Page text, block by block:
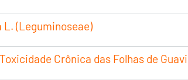
L. (Leguminoseae)
Crônica das Folhas de